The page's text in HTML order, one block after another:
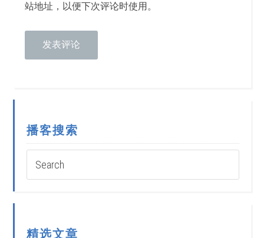
站地址，以便下次评论时使用。
播客搜索
精选文章